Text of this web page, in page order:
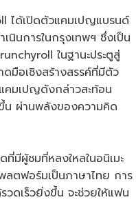
ได้เปิดตัวแคมเปญแบรนด์
นินการในกรุงเทพฯ ซึ่งเป็น
ในฐานะประตูสู่
มือเชิงสร้างสรรค์ที่มีตัว
คมเปญดังกล่าวสะท้อน
น ผ่านพลังของความคิด
ที่มีผู้ชมที่หลงใหลในอนิเมะ
ลตฟอร์มเป็นภาษาไทย การ
ดเร็วยิ่งขึ้น จะช่วยให้แฟน